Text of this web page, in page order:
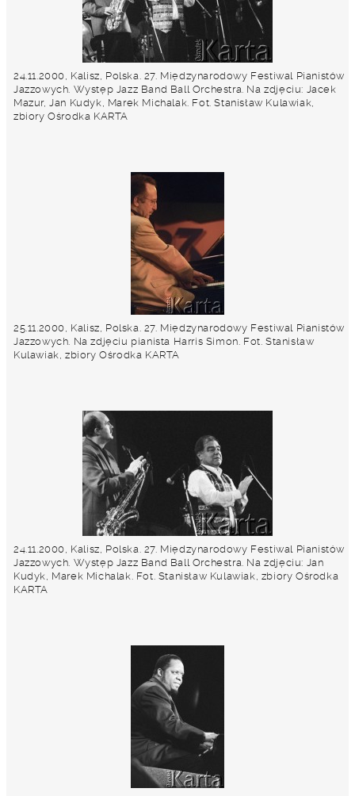
24.11.2000, Kalisz, Polska. 27. Międzynarodowy Festiwal Pianistów
Jazzowych. Występ Jazz Band Ball Orchestra. Na zdjęciu: Jacek
Mazur, Jan Kudyk, Marek Michalak. Fot. Stanisław Kulawiak,
zbiory Ośrodka KARTA
25.11.2000, Kalisz, Polska. 27. Międzynarodowy Festiwal Pianistów
Jazzowych. Na zdjęciu pianista Harris Simon. Fot. Stanisław
Kulawiak, zbiory Ośrodka KARTA
24.11.2000, Kalisz, Polska. 27. Międzynarodowy Festiwal Pianistów
Jazzowych. Występ Jazz Band Ball Orchestra. Na zdjęciu: Jan
Kudyk, Marek Michalak. Fot. Stanisław Kulawiak, zbiory Ośrodka
KARTA